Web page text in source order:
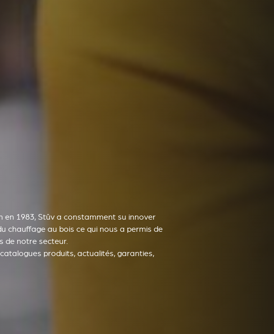
en 1983, Stûv a constamment su innover
chauffage au bois ce qui nous a permis de
de notre secteur.
produits, actualités, garanties,